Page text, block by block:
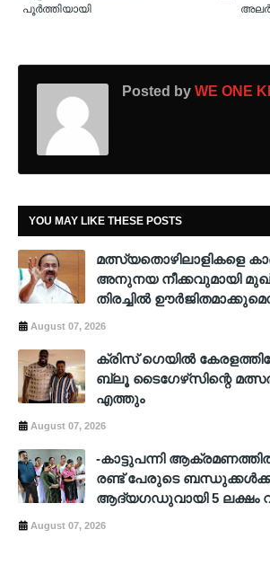
പൂര്‍ത്തിയായി
Posted by WE ONE
YOU MAY LIKE THESE POSTS
മത്സ്യതൊഴിലാളികളെ
അനുനയ നീക്കവുമായി
തിരച്ചിൽ
August 07, 2026
ക്രിസ് ഗെയില്‍
ബ്ലൂ ടൈഗേഴ്‌സിന്റെ
എത്തും
August 07, 2026
-കാട്ടുപന്നി
രണ്ട് പേരുടെ
ആദ്യഗഡുവായി 5 ലക്ഷം
August 07, 2026